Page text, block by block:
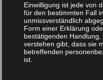
Daraus stammt sowohl
Leiden können wir
politische Aufforderung,
„Eine vegetarische
Vegetarier und (spätere)
Einwilligung ist jede von
für den bestimmten Fall
unmissverständlich
Form einer Erklärung
bestätigenden
verstehen gibt, dass sie
betreffenden
ist.